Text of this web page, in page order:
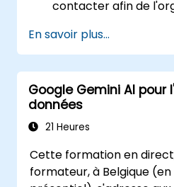
contacter afin de
En savoir plus...
Google Gemini AI pour
données
21 Heures
Cette formation en
formateur, à Belgique (en